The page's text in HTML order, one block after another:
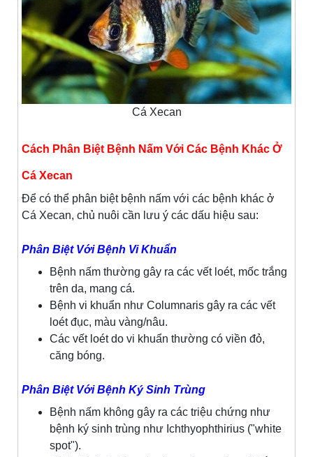
Cá Xecan
Cách Phân Biệt Bệnh Nấm Với Các Bệnh Khác Ở
Cá Xecan
Để có thể phân biệt bệnh nấm với các bệnh khác ở
Cá Xecan, chủ nuôi cần lưu ý các dấu hiệu sau:
Phân Biệt Với Bệnh Vi Khuẩn
Bệnh nấm thường gây ra các vết loét, mốc trắng
trên da, mang cá.
Bệnh vi khuẩn như Columnaris gây ra các vết
loét đục, màu vàng/nâu.
Các vết loét do vi khuẩn thường có viền đỏ,
căng bóng.
Phân Biệt Với Bệnh Ký Sinh Trùng
Bệnh nấm không gây ra các triệu chứng như
bệnh ký sinh trùng như Ichthyophthirius ("white
spot").